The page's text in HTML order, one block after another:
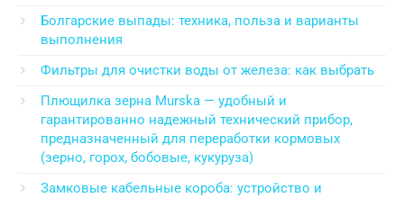
Болгарские выпады: техника, польза и варианты
выполнения
Фильтры для очистки воды от железа: как выбрать
Плющилка зерна Murska — удобный и
гарантированно надежный технический прибор,
предназначенный для переработки кормовых
(зерно, горох, бобовые, кукуруза)
Замковые кабельные короба: устройство и